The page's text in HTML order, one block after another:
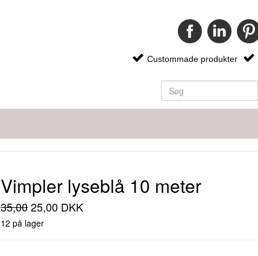
Custommade produkter
Vimpler lyseblå 10 meter
35,0025,00 DKK
12 på lager